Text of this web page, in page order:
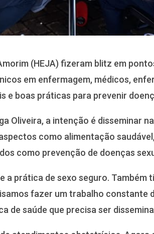
(HEJA) fizeram blitz em
em enfermagem, médicos,
e boas práticas para prevenir
Oliveira, a intenção é disseminar
como alimentação
como prevenção de doenças
prática de sexo seguro. Também
fazer um trabalho constante
de saúde que precisa ser